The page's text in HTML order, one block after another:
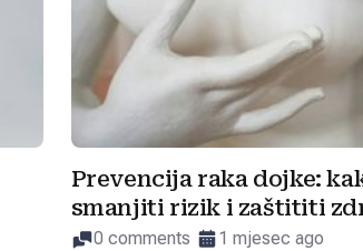
Prevencija raka dojke:
smanjiti rizik i zaštititi
0 comments 1 mjesec ago